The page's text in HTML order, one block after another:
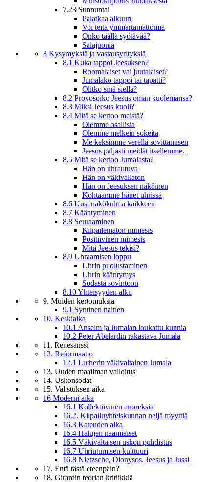
7.23 Sunnuntai
Palatkaa alkuun
Voi teitä ymmärtämättömiä
Onko täällä syötävää?
Salajuonia
8 Kysymyksiä ja vastausyrityksiä
8.1 Kuka tappoi Jeesuksen?
Roomalaiset vai juutalaiset?
Jumalako tappoi tai tapatti?
Olitko sinä siellä?
8.2 Provosoiko Jeesus oman kuolemansa?
8.3 Miksi Jeesus kuoli?
8.4 Mitä se kertoo meistä?
Olemme osallisia
Olemme melkein sokeita
Me keksimme verellä sovittamisen
Jeesus paljasti meidät itsellemme.
8.5 Mitä se kertoo Jumalasta?
Hän on uhrautuva
Hän on väkivallaton
Hän on Jeesuksen näköinen
Kohtaamme hänet uhrissa
8.6 Uusi näkökulma kaikkeen
8.7 Kääntyminen
8.8 Seuraaminen
Kilpailematon mimesis
Positiivinen mimesis
Mitä Jeesus tekisi?
8.9 Uhraamisen loppu
Uhrin puolustaminen
Uhrin kääntymys
Sodasta sovintoon
8.10 Yhteisyyden alku
9. Muiden kertomuksia
9.1 Syntinen nainen
10. Keskiaika
10.1 Anselm ja Jumalan loukattu kunnia
10.2 Peter Abelardin rakastava Jumala
11. Renesanssi
12. Reformaatio
12.1 Lutherin väkivaltainen Jumala
13. Uuden maailman valloitus
14. Uskonsodat
15. Valistuksen aika
16 Moderni aika
16.1 Kollektiivinen anoreksia
16.2. Kilpailuyhteiskunnan neljä myyttiä
16.3 Kateuden aika
16.4 Halujen naamiaiset
16.5 Väkivaltaisen uskon puhdistus
16.7 Uhriutumisen kulttuuri
16.8 Nietzsche, Dionysos, Jeesus ja Jussi
17. Entä tästä eteenpäin?
18. Girardin teorian kritiikkiä